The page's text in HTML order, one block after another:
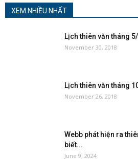
XEM NHIỀU NHẤT
Lịch thiên văn tháng
November 30, 2018
Lịch thiên văn tháng
November 26, 2018
Webb phát hiện ra
biết...
June 9, 2024